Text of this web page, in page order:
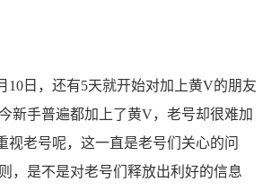
日，还有5天就开始对加上黄V的朋友
新手普遍都加上了黄V，老号却很难加
视老号呢，这一直是老号们关心的问
，是不是对老号们释放出利好的信息